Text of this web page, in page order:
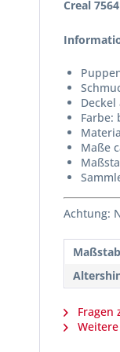
Creal
Farbe:
Maße
Achtung:
Fragen